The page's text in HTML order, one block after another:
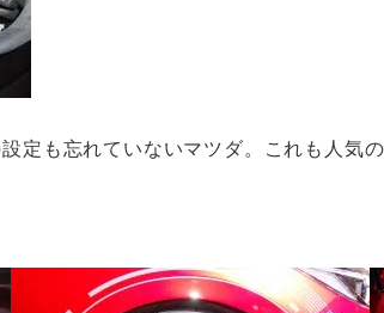
定も忘れていないマツダ。これも人気